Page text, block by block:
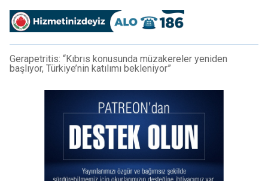
Gerapetritis: “Kıbrıs konusunda müzakereler yeniden
başlıyor, Türkiye’nin katılımı bekleniyor”